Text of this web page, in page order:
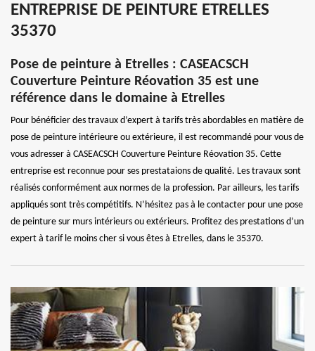
ENTREPRISE DE PEINTURE ETRELLES
35370
Pose de peinture à Etrelles : CASEACSCH
Couverture Peinture Réovation 35 est une
référence dans le domaine à Etrelles
Pour bénéficier des travaux d’expert à tarifs très abordables en matière de
pose de peinture intérieure ou extérieure, il est recommandé pour vous de
vous adresser à CASEACSCH Couverture Peinture Réovation 35. Cette
entreprise est reconnue pour ses prestataions de qualité. Les travaux sont
réalisés conformément aux normes de la profession. Par ailleurs, les tarifs
appliqués sont très compétitifs. N’hésitez pas à le contacter pour une pose
de peinture sur murs intérieurs ou extérieurs. Profitez des prestations d’un
expert à tarif le moins cher si vous êtes à Etrelles, dans le 35370.